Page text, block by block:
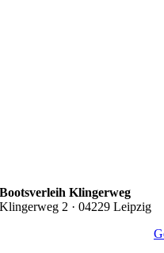
Bootsverleih Klingerweg
Klingerweg 2 · 04229 Leipzig